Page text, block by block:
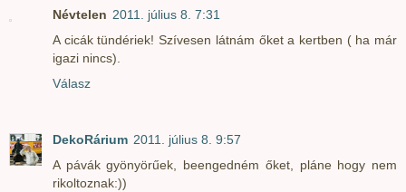
Névtelen 2011. július 8. 7:31
A cicák tündériek! Szívesen látnám őket a kertben ( ha már
igazi nincs).
Válasz
DekoRárium 2011. július 8. 9:57
A pávák gyönyörűek, beengedném őket, pláne hogy nem
rikoltoznak:))